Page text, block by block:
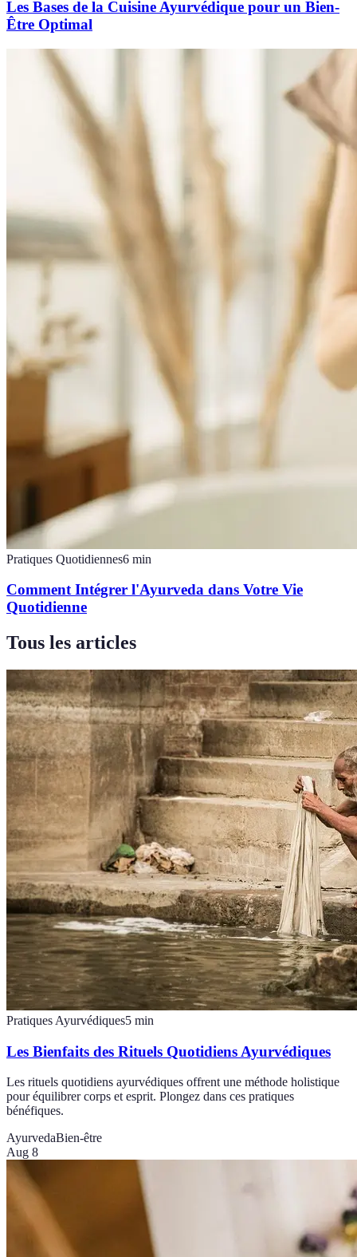
Les Bases de la Cuisine Ayurvédique pour un Bien-
Être Optimal
Pratiques Quotidiennes6 min
Comment Intégrer l'Ayurveda dans Votre Vie
Quotidienne
Tous les articles
Pratiques Ayurvédiques5 min
Les Bienfaits des Rituels Quotidiens Ayurvédiques
Les rituels quotidiens ayurvédiques offrent une méthode holistique
pour équilibrer corps et esprit. Plongez dans ces pratiques
bénéfiques.
AyurvedaBien-être
Aug 8